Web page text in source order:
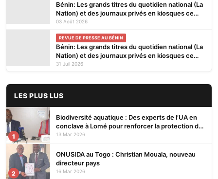
Bénin: Les grands titres du quotidien national (La
Nation) et des journaux privés en kiosques ce
lundi 3 Août 2026
03 Août 2026
REVUE DE PRESSE AU BÉNIN
Bénin: Les grands titres du quotidien national (La
Nation) et des journaux privés en kiosques ce
vendredi 31 Juillet 2026
31 Juil 2026
LES PLUS LUS
1
Biodiversité aquatique : Des experts de l’UA en
conclave à Lomé pour renforcer la protection des
écosystèmes
13 Mar 2026
2
ONUSIDA au Togo : Christian Mouala, nouveau
directeur pays
16 Mar 2026